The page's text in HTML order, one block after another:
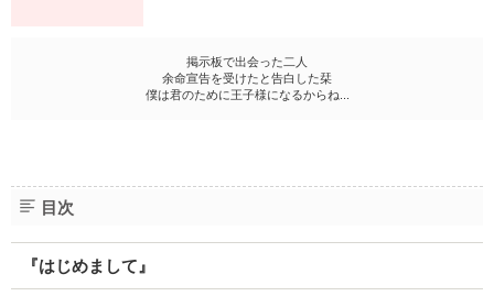
掲示板で出会った二人
余命宣告を受けたと告白した栞
僕は君のために王子様になるからね...
目次
『はじめまして』